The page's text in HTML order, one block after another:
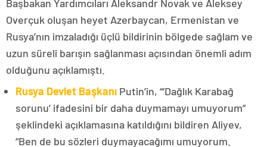
Başbakan Yardımcıları Aleksandr Novak ve Aleksey
Overçuk oluşan heyet Azerbaycan, Ermenistan ve
Rusya’nın imzaladığı üçlü bildirinin bölgede sağlam ve
uzun süreli barışın sağlanması açısından önemli adım
olduğunu açıklamıştı.
Rusya Devlet Başkanı Putin’in, “‘Dağlık Karabağ
sorunu’ ifadesini bir daha duymamayı umuyorum”
şeklindeki açıklamasına katıldığını bildiren Aliyev,
“Ben de bu sözleri duymayacağımı umuyorum.